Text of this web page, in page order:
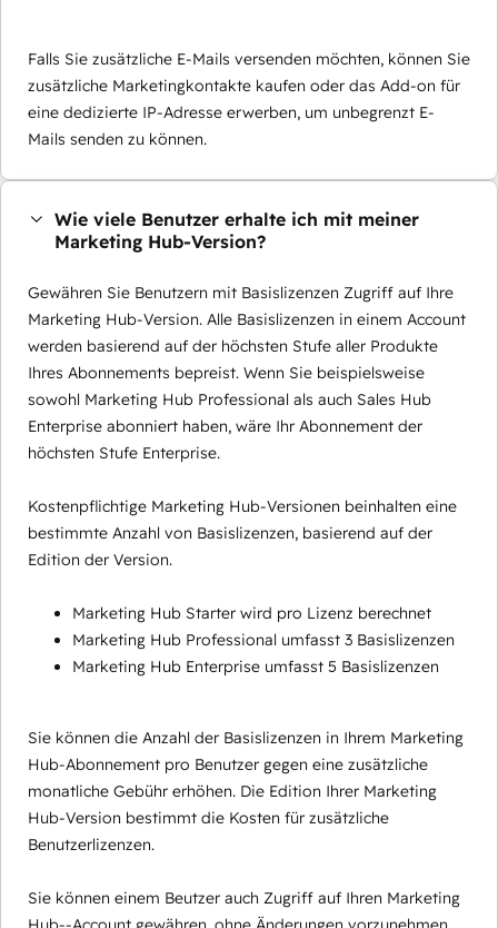
Falls Sie zusätzliche E-Mails versenden möchten, können Sie
zusätzliche Marketingkontakte kaufen oder das Add-on für
eine dedizierte IP-Adresse erwerben, um unbegrenzt E-
Mails senden zu können.
Wie viele Benutzer erhalte ich mit meiner
Marketing Hub-Version?
Gewähren Sie Benutzern mit Basislizenzen Zugriff auf Ihre
Marketing Hub-Version. Alle Basislizenzen in einem Account
werden basierend auf der höchsten Stufe aller Produkte
Ihres Abonnements bepreist. Wenn Sie beispielsweise
sowohl Marketing Hub Professional als auch Sales Hub
Enterprise abonniert haben, wäre Ihr Abonnement der
höchsten Stufe Enterprise.
Kostenpflichtige Marketing Hub-Versionen beinhalten eine
bestimmte Anzahl von Basislizenzen, basierend auf der
Edition der Version.
Marketing Hub Starter wird pro Lizenz berechnet
Marketing Hub Professional umfasst 3 Basislizenzen
Marketing Hub Enterprise umfasst 5 Basislizenzen
Sie können die Anzahl der Basislizenzen in Ihrem Marketing
Hub-Abonnement pro Benutzer gegen eine zusätzliche
monatliche Gebühr erhöhen. Die Edition Ihrer Marketing
Hub-Version bestimmt die Kosten für zusätzliche
Benutzerlizenzen.
Sie können einem Beutzer auch Zugriff auf Ihren Marketing